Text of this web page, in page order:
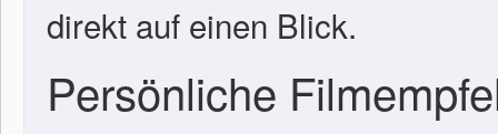
direkt auf einen Blick.
Persönliche